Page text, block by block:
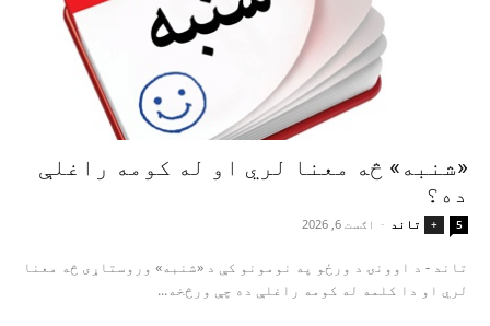
«شنبه» څه معنا لري او له کومه راغلې
ده؟
+ تاند - اګست 6, 2026 5
تاند - د اوونۍ د ورځو په نومونو کې د «شنبه» وروستاړی څه معنا
لري او دا کلمه له کومه راغلې ده چې ورڅخه...